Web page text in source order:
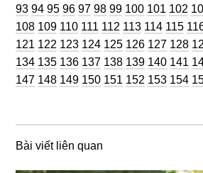
93 Trang
94 Trang
95 Trang
96 Trang
97 Trang
98 Trang
99 Trang
100 Trang
101 Trang
102
108 Trang
109 Trang
110 Trang
111 Trang
112 Trang
113 Trang
114 Trang
115
121 Trang
122 Trang
123 Trang
124 Trang
125 Trang
126 Trang
127 Trang
128
134 Trang
135 Trang
136 Trang
137 Trang
138 Trang
139 Trang
140 Trang
141
147 Trang
148 Trang
149 Trang
150 Trang
151 Trang
152 Trang
153 Trang
154
Bài viết liên quan